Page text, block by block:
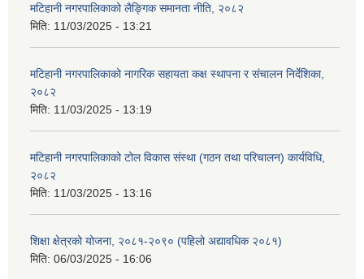
मटिहानी नगरपालिकाको लैङ्गिक समानता नीति, २०८२
मिति: 11/03/2025 - 13:21
मटिहानी नगरपालिकाको नागरिक सहायता कक्ष स्थापना र संचालन निर्देशिका,
२०८२
मिति: 11/03/2025 - 13:19
मटिहानी नगरपालिकाको टोल विकास संस्था (गठन तथा परिचालन) कार्यविधि,
२०८२
मिति: 11/03/2025 - 13:16
शिक्षा क्षेत्रको योजना, २०८१-२०९० ‌‍(पहिलो अद्यावधिक २०८१)
मिति: 06/03/2025 - 16:06